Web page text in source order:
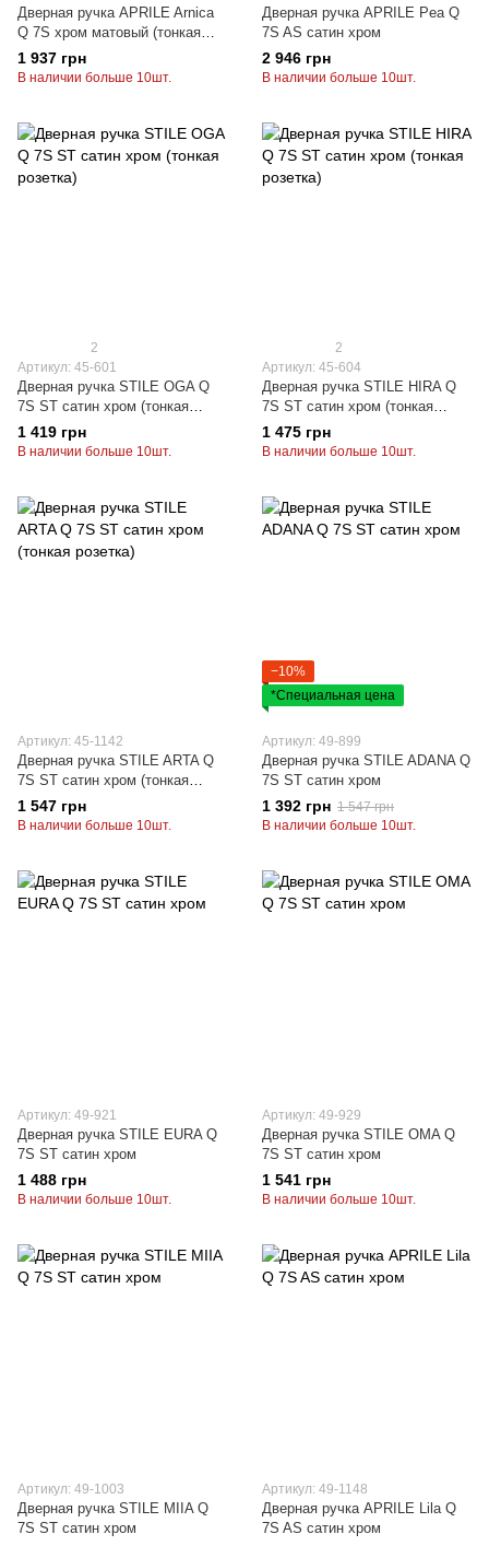
Дверная ручка APRILE Arnica
Q 7S хром матовый (тонкая
розетка)
1 937 грн
В наличии больше 10шт.
Дверная ручка APRILE Pea Q
7S AS сатин хром
2 946 грн
В наличии больше 10шт.
2
Артикул: 45-601
Дверная ручка STILE OGA Q
7S ST сатин хром (тонкая
розетка)
1 419 грн
В наличии больше 10шт.
2
Артикул: 45-604
Дверная ручка STILE HIRA Q
7S ST сатин хром (тонкая
розетка)
1 475 грн
В наличии больше 10шт.
Артикул: 45-1142
Дверная ручка STILE ARTA Q
7S ST сатин хром (тонкая
розетка)
1 547 грн
В наличии больше 10шт.
−10%
*Специальная цена
Артикул: 49-899
Дверная ручка STILE ADANA Q
7S ST сатин хром
1 392 грн 1 547 грн
В наличии больше 10шт.
Артикул: 49-921
Дверная ручка STILE EURA Q
7S ST сатин хром
1 488 грн
В наличии больше 10шт.
Артикул: 49-929
Дверная ручка STILE OMA Q
7S ST сатин хром
1 541 грн
В наличии больше 10шт.
Артикул: 49-1003
Дверная ручка STILE MIIA Q
7S ST сатин хром
Артикул: 49-1148
Дверная ручка APRILE Lila Q
7S AS сатин хром